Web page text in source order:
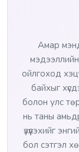
Амар
ойлгоход
байхыг
болон улс
нь таны
үзүүлэхийг
бол сэтгэл